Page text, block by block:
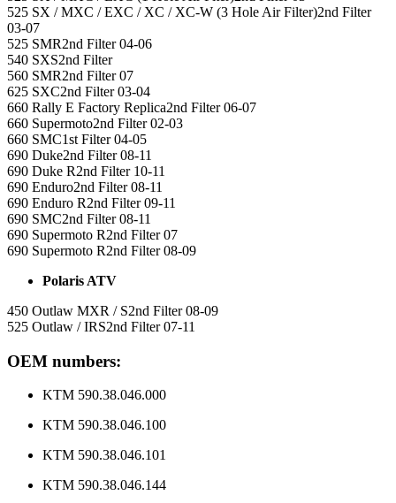
525 SX / MXC / EXC / XC / XC-W (3 Hole Air Filter)2nd Filter
03-07
525 SMR2nd Filter 04-06
540 SXS2nd Filter
560 SMR2nd Filter 07
625 SXC2nd Filter 03-04
660 Rally E Factory Replica2nd Filter 06-07
660 Supermoto2nd Filter 02-03
660 SMC1st Filter 04-05
690 Duke2nd Filter 08-11
690 Duke R2nd Filter 10-11
690 Enduro2nd Filter 08-11
690 Enduro R2nd Filter 09-11
690 SMC2nd Filter 08-11
690 Supermoto R2nd Filter 07
690 Supermoto R2nd Filter 08-09
Polaris ATV
450 Outlaw MXR / S2nd Filter 08-09
525 Outlaw / IRS2nd Filter 07-11
OEM numbers:
KTM 590.38.046.000
KTM 590.38.046.100
KTM 590.38.046.101
KTM 590.38.046.144